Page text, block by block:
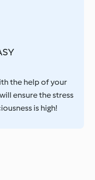
the help of your
ensure the stress
is high!